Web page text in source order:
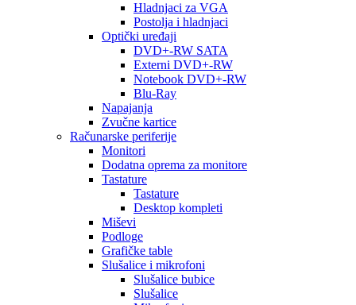
Hladnjaci za VGA
Postolja i hladnjaci
Optički uređaji
DVD+-RW SATA
Externi DVD+-RW
Notebook DVD+-RW
Blu-Ray
Napajanja
Zvučne kartice
Računarske periferije
Monitori
Dodatna oprema za monitore
Tastature
Tastature
Desktop kompleti
Miševi
Podloge
Grafičke table
Slušalice i mikrofoni
Slušalice bubice
Slušalice